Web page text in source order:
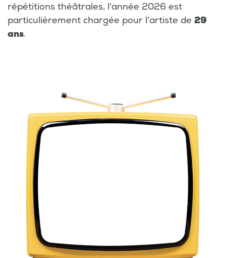
répétitions théâtrales, l'année 2026 est
particulièrement chargée pour l'artiste de 29
ans.